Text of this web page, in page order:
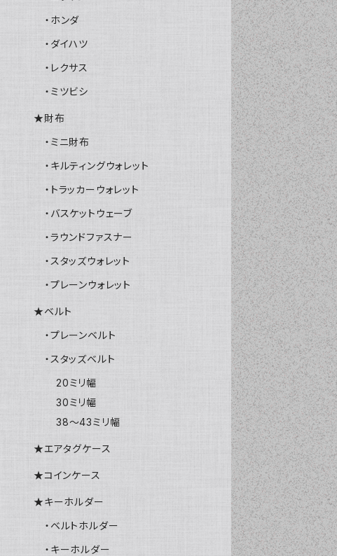
・ホンダ
・ダイハツ
・レクサス
・ミツビシ
★財布
・ミニ財布
・キルティングウォレット
・トラッカーウォレット
・バスケットウェーブ
・ラウンドファスナー
・スタッズウォレット
・プレーンウォレット
★ベルト
・プレーンベルト
・スタッズベルト
20ミリ幅
30ミリ幅
38～43ミリ幅
★エアタグケース
★コインケース
★キーホルダー
・ベルトホルダー
・キーホルダー